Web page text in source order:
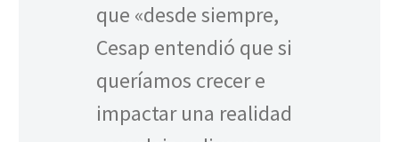
que «desde siempre,
Cesap entendió que si
queríamos crecer e
impactar una realidad